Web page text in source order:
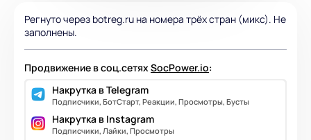
Регнуто через botreg.ru на номера трёх стран (микс). Не
заполнены.
Продвижение в соц.сетяхSocPower.io:
Накрутка в Telegram
Подписчики, БотСтарт, Реакции, Просмотры, Бусты
Накрутка в Instagram
Подписчики, Лайки, Просмотры